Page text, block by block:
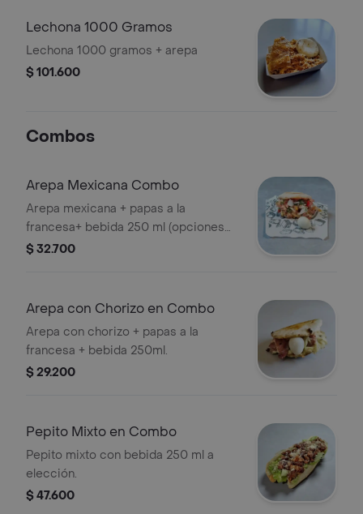
Lechona 1000 Gramos
Lechona 1000 gramos + arepa
$ 101.600
Combos
Arepa Mexicana Combo
Arepa mexicana + papas a la
francesa+ bebida 250 ml (opciones
de bebidas coca cola, sprite, quatro,
$ 32.700
Arepa con Chorizo en Combo
Arepa con chorizo + papas a la
francesa + bebida 250ml.
$ 29.200
Pepito Mixto en Combo
Pepito mixto con bebida 250 ml a
elección.
$ 47.600